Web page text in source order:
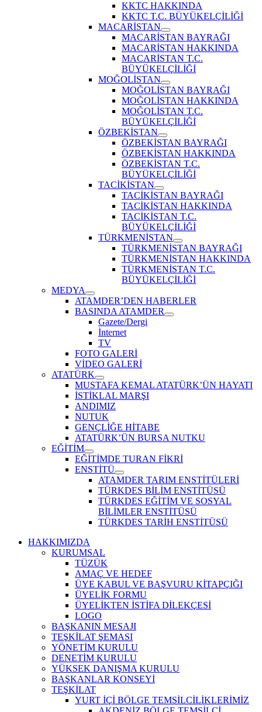
menu
KKTC HAKKINDA
KKTC T.C. BÜYÜKELÇİLİĞİ
MACARİSTAN
Show
sub
menu
MACARİSTAN BAYRAĞI
MACARİSTAN HAKKINDA
MACARİSTAN T.C.
BÜYÜKELÇİLİĞİ
MOĞOLİSTAN
Show
sub
menu
MOĞOLİSTAN BAYRAĞI
MOĞOLİSTAN HAKKINDA
MOĞOLİSTAN T.C.
BÜYÜKELÇİLİĞİ
ÖZBEKİSTAN
Show
sub
menu
ÖZBEKİSTAN BAYRAĞI
ÖZBEKİSTAN HAKKINDA
ÖZBEKİSTAN T.C.
BÜYÜKELÇİLİĞİ
TACİKİSTAN
Show
sub
menu
TACİKİSTAN BAYRAĞI
TACİKİSTAN HAKKINDA
TACİKİSTAN T.C.
BÜYÜKELÇİLİĞİ
TÜRKMENİSTAN
Show
sub
menu
TÜRKMENİSTAN BAYRAĞI
TÜRKMENİSTAN HAKKINDA
TÜRKMENİSTAN T.C.
BÜYÜKELÇİLİĞİ
MEDYA
Show
sub
menu
ATAMDER’DEN HABERLER
BASINDA ATAMDER
Show
Gazete/Dergi
İnternet
TV
FOTO GALERİ
VİDEO GALERİ
ATATÜRK
Show
sub
menu
MUSTAFA KEMAL ATATÜRK’ÜN HAYATI
İSTİKLAL MARŞI
ANDIMIZ
NUTUK
GENÇLİĞE HİTABE
ATATÜRK’ÜN BURSA NUTKU
EĞİTİM
Show
sub
menu
EĞİTİMDE TURAN FİKRİ
ENSTİTÜ
Show
sub
menu
ATAMDER TARIM ENSTİTÜLERİ
TÜRKDES BİLİM ENSTİTÜSÜ
TÜRKDES EĞİTİM VE SOSYAL
BİLİMLER ENSTİTÜSÜ
TÜRKDES TARİH ENSTİTÜSÜ
HAKKIMIZDA
KURUMSAL
TÜZÜK
AMAÇ VE HEDEF
ÜYE KABUL VE BAŞVURU KİTAPÇIĞI
ÜYELİK FORMU
ÜYELİKTEN İSTİFA DİLEKÇESİ
LOGO
BAŞKANIN MESAJI
TEŞKİLAT ŞEMASI
YÖNETİM KURULU
DENETİM KURULU
YÜKSEK DANIŞMA KURULU
BAŞKANLAR KONSEYİ
TEŞKİLAT
YURT İÇİ BÖLGE TEMSİLCİLİKLERİMİZ